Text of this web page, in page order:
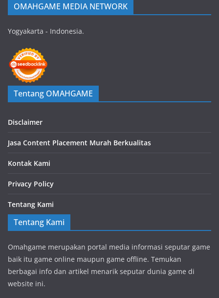
OMAHGAME MEDIA NETWORK
Yogyakarta - Indonesia.
Tentang OMAHGAME
Disclaimer
Jasa Content Placement Murah Berkualitas
Kontak Kami
Privacy Policy
Tentang Kami
Tentang Kami
Omahgame merupakan portal media informasi seputar game
baik itu game online maupun game offline. Temukan
berbagai info dan artikel menarik seputar dunia game di
website ini.